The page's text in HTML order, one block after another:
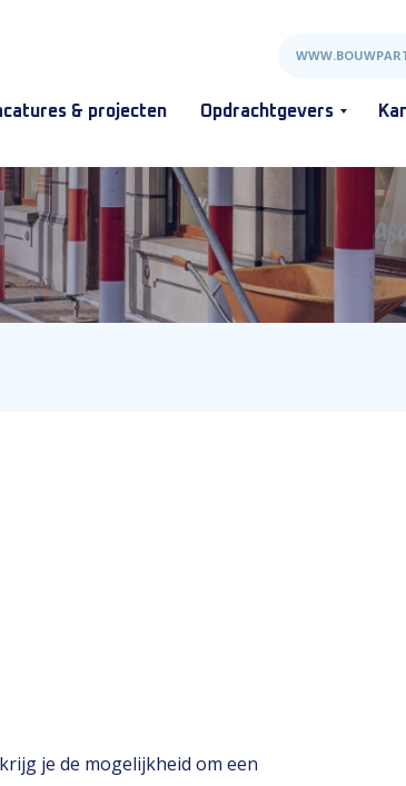
& projecten Opdrachtgevers
je de mogelijkheid om een